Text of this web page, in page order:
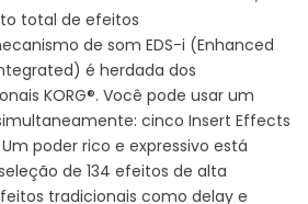
total de efeitos
de som EDS-i (Enhanced
é herdada dos
KORG®. Você pode usar um
cinco Insert Effects
poder rico e expressivo está
de 134 efeitos de alta
tradicionais como delay e